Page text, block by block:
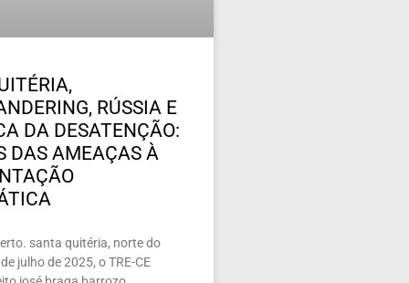
RÚSSIA E
DA DESATENÇÃO:
DAS AMEAÇAS À
santa quitéria, norte do
julho de 2025, o TRE-CE